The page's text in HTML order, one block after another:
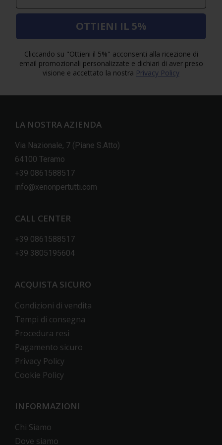
OTTIENI IL 5%
Cliccando su "Ottieni il 5%" acconsenti alla ricezione di
email promozionali personalizzate e dichiari di aver preso
visione e accettato la nostra Privacy Policy
LA NOSTRA AZIENDA
Via Nazionale, 7 (Piane S.Atto)
64100 Teramo
+39 0861588517
info@xenonpertutti.com
CALL CENTER
+39 0861588517
+39 3805195604
ACQUISTA SICURO
Condizioni di vendita
Tempi di consegna
Procedura resi
Pagamento sicuro
Privacy Policy
Cookie Policy
INFORMAZIONI
Chi Siamo
Dove siamo